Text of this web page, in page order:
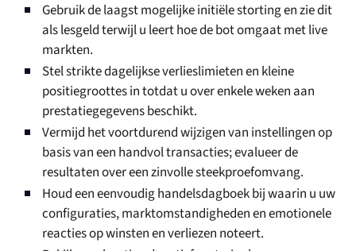
Gebruik de laagst mogelijke initiële storting en zie dit
als lesgeld terwijl u leert hoe de bot omgaat met live
markten.
Stel strikte dagelijkse verlieslimieten en kleine
positiegroottes in totdat u over enkele weken aan
prestatiegegevens beschikt.
Vermijd het voortdurend wijzigen van instellingen op
basis van een handvol transacties; evalueer de
resultaten over een zinvolle steekproefomvang.
Houd een eenvoudig handelsdagboek bij waarin u uw
configuraties, marktomstandigheden en emotionele
reacties op winsten en verliezen noteert.